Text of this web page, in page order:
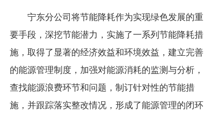
宁东分公司将节能降耗作为实现绿色发展的重
要手段，深挖节能潜力，实施了一系列节能降耗措
施，取得了显著的经济效益和环境效益，建立完善
的能源管理制度，加强对能源消耗的监测与分析，
查找能源浪费环节和问题，制订针对性的节能措
施，并跟踪落实整改情况，形成了能源管理的闭环